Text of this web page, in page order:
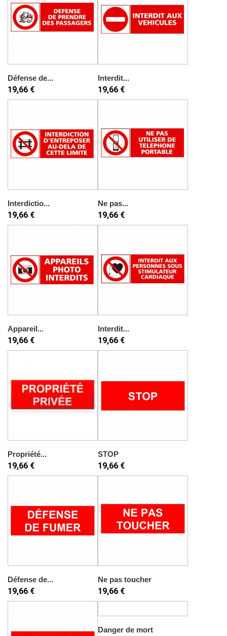
Défense de...
19,66 €
Interdit...
19,66 €
Interdictio...
19,66 €
Ne pas...
19,66 €
Appareil...
19,66 €
Interdit...
19,66 €
Propriété...
19,66 €
STOP
19,66 €
Défense de...
19,66 €
Ne pas toucher
19,66 €
Danger de mort